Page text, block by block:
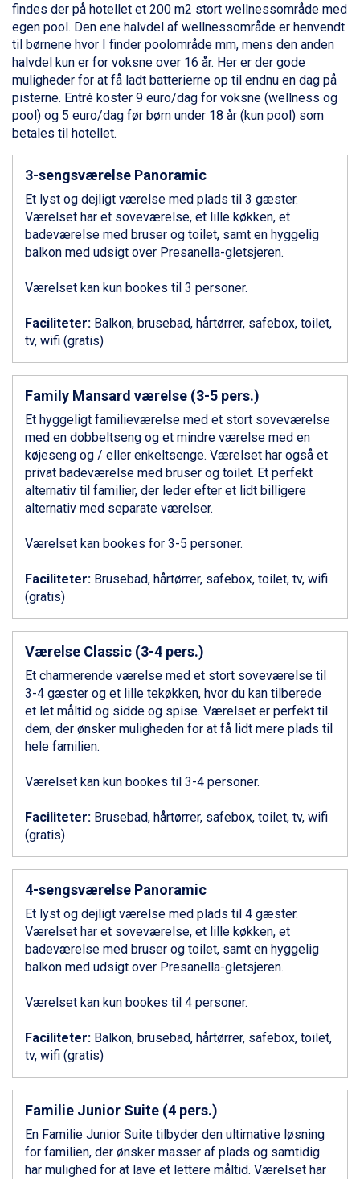
Ischgl fra DKK 7.095
St. Anton fra DKK 7.245
Zell am See fra DKK 4.095
Livigno fra DKK 4.145
Canazei fra DKK 4.745
Ponte di Legno fra DKK 4.745
Bad Gastein fra DKK 4.195
Alleghe fra DKK 5.595
Arabba fra DKK 7.045
La Thuile fra DKK 4.595
Cervinia fra DKK 5.295
Val Thorens fra DKK 5.395
Passo Tonale fra DKK 3.795
Saalbach fra DKK 5.945
Bad Hofgastein fra DKK 5.495
Sestriere fra DKK 4.395
Fieberbrunn fra DKK 6.145
Wagrain fra DKK 4.645
Ischgl fra DKK 7.095
St. Anton fra DKK 7.245
Zell am See fra DKK 4.095
Livigno fra DKK 4.145
Canazei fra DKK 4.745
Ponte di Legno fra DKK 4.745
Bad Gastein fra DKK 4.195
Alleghe fra DKK 5.595
Arabba fra DKK 7.045
Cervinia fra DKK 5.295
Val Thorens fra DKK 5.395
Saalbach fra DKK 5.945
Sölden fra DKK 8.445
Bad Hofgastein fra DKK 5.495
Champoluc fra DKK 3.795
Sestriere fra DKK 4.395
Fieberbrunn fra DKK 6.145
Wagrain fra DKK 4.645
Ischgl fra DKK 7.095
Zell am See fra DKK 4.095
Canazei fra DKK 4.745
Ponte di Legno fra DKK 4.745
Bad Gastein fra DKK 4.195
Sauze dOulx fra DKK 4.045
Arabba fra DKK 7.045
La Thuile fra DKK 4.595
Cervinia fra DKK 5.295
Val Thorens fra DKK 5.395
Saalbach fra DKK 5.945
Bad Hofgastein fra DKK 5.495
Champoluc fra DKK 3.795
Fieberbrunn fra DKK 6.145
Wagrain fra DKK 4.645
St. Anton fra DKK 7.245
Zell am See fra DKK 4.095
findes der på hotellet et 200 m2 stort wellnessområde med
egen pool. Den ene halvdel af wellnessområde er henvendt
til børnene hvor I finder poolområde mm, mens den anden
halvdel kun er for voksne over 16 år. Her er der gode
muligheder for at få ladt batterierne op til endnu en dag på
pisterne. Entré koster 9 euro/dag for voksne (wellness og
pool) og 5 euro/dag før børn under 18 år (kun pool) som
betales til hotellet.
3-sengsværelse Panoramic
Et lyst og dejligt værelse med plads til 3 gæster.
Værelset har et soveværelse, et lille køkken, et
badeværelse med bruser og toilet, samt en hyggelig
balkon med udsigt over Presanella-gletsjeren.
Værelset kan kun bookes til 3 personer.
Faciliteter: Balkon, brusebad, hårtørrer, safebox, toilet,
tv, wifi (gratis)
Family Mansard værelse (3-5 pers.)
Et hyggeligt familieværelse med et stort soveværelse
med en dobbeltseng og et mindre værelse med en
køjeseng og / eller enkeltsenge. Værelset har også et
privat badeværelse med bruser og toilet. Et perfekt
alternativ til familier, der leder efter et lidt billigere
alternativ med separate værelser.
Værelset kan bookes for 3-5 personer.
Faciliteter: Brusebad, hårtørrer, safebox, toilet, tv, wifi
(gratis)
Værelse Classic (3-4 pers.)
Et charmerende værelse med et stort soveværelse til
3-4 gæster og et lille tekøkken, hvor du kan tilberede
et let måltid og sidde og spise. Værelset er perfekt til
dem, der ønsker muligheden for at få lidt mere plads til
hele familien.
Værelset kan kun bookes til 3-4 personer.
Faciliteter: Brusebad, hårtørrer, safebox, toilet, tv, wifi
(gratis)
4-sengsværelse Panoramic
Et lyst og dejligt værelse med plads til 4 gæster.
Værelset har et soveværelse, et lille køkken, et
badeværelse med bruser og toilet, samt en hyggelig
balkon med udsigt over Presanella-gletsjeren.
Værelset kan kun bookes til 4 personer.
Faciliteter: Balkon, brusebad, hårtørrer, safebox, toilet,
tv, wifi (gratis)
Familie Junior Suite (4 pers.)
En Familie Junior Suite tilbyder den ultimative løsning
for familien, der ønsker masser af plads og samtidig
har mulighed for at lave et lettere måltid. Værelset har